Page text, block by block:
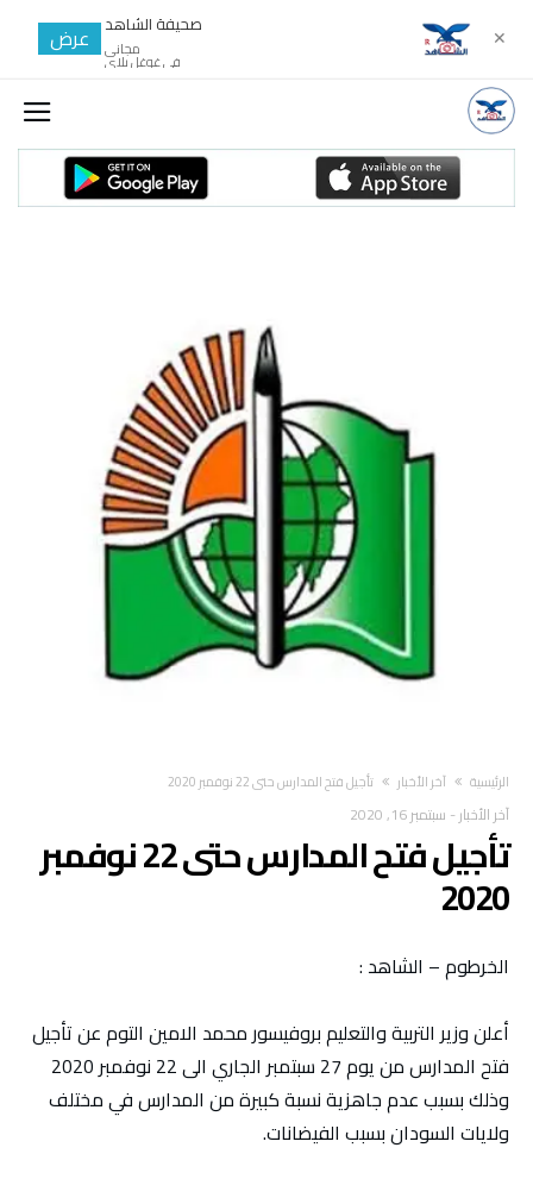
‫الرئيسية‬ آخر الأخبار تأجيل فتح المدارس حتى 22 نوفمبر 2020
آخر الأخبار- سبتمبر 16, 2020
تأجيل فتح المدارس حتى 22 نوفمبر
2020
الخرطوم – الشاهد :
أعلن وزير التربية والتعليم بروفيسور محمد الامين التوم عن تأجيل
فتح المدارس من يوم 27 سبتمبر الجاري الى 22 نوفمبر 2020
وذلك بسبب عدم جاهزية نسبة كبيرة من المدارس في مختلف
ولايات السودان بسبب الفيضانات.
✕ صحيفة الشاهد
مجانى
في غوغل بلاي
عرض